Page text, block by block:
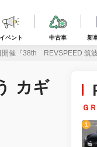
イベント 中古車 新
催『38th REVSPEED 筑
カギ
Ｇ